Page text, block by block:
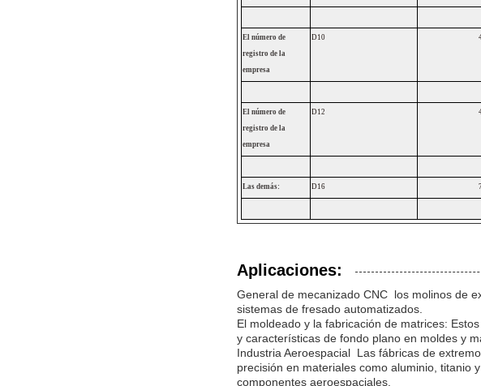
El número de
registro de la
empresa
D10
El número de
registro de la
empresa
D12
Las demás: D16
Aplicaciones:
General de mecanizado CNC ️ los molinos de
sistemas de fresado automatizados.
El moldeado y la fabricación de matrices:
y características de fondo plano en moldes y
Industria Aeroespacial ️ Las fábricas de
precisión en materiales como aluminio, titanio
componentes aeroespaciales.